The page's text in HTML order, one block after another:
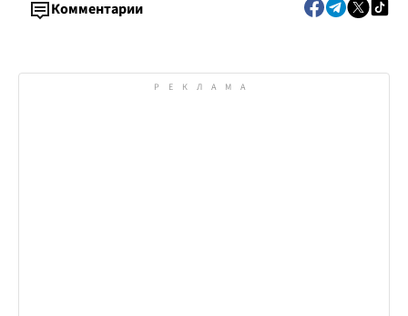
Комментарии